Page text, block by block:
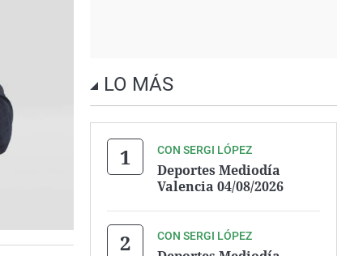
LO MÁS
CON SERGI LÓPEZ
Deportes Mediodía
Valencia 04/08/2026
CON SERGI LÓPEZ